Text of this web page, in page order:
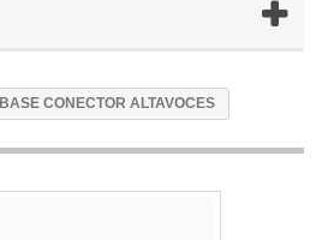
BASE CONECTOR ALTAVOCES